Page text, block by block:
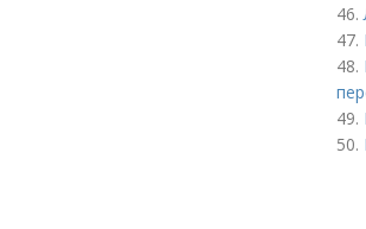
46.
47.
48.
49.
50.